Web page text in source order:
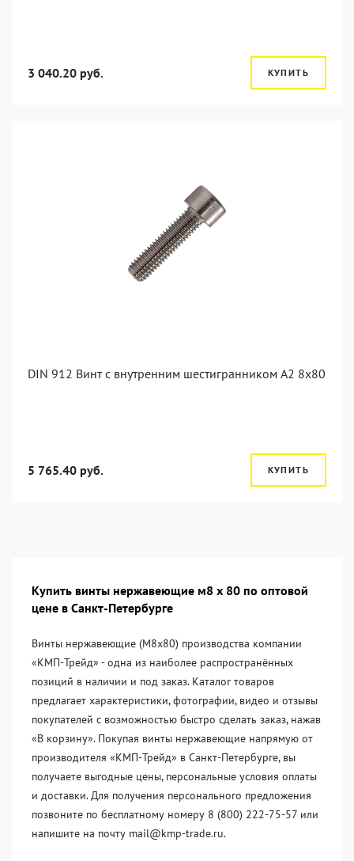
3 040.20 руб. КУПИТЬ
DIN 912 Винт с внутренним шестигранником А2 8х80
5 765.40 руб. КУПИТЬ
Купить винты нержавеющие м8 х 80 по оптовой
цене в Санкт-Петербурге
Винты нержавеющие (М8х80) производства компании
«KМП-Трейд» - одна из наиболее распространённых
позиций в наличии и под заказ. Каталог товаров
предлагает характеристики, фотографии, видео и отзывы
покупателей с возможностью быстро сделать заказ, нажав
«В корзину». Покупая винты нержавеющие напрямую от
производителя «KМП-Трейд» в Санкт-Петербурге, вы
получаете выгодные цены, персональные условия оплаты
и доставки. Для получения персонального предложения
позвоните по бесплатному номеру 8 (800) 222-75-57 или
напишите на почту mail@kmp-trade.ru.